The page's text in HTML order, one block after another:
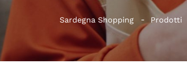
Sardegna Shopping Prodotti